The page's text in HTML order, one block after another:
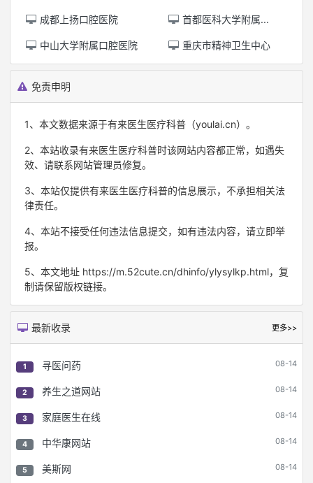
最新收录 更多>>
1 寻医问药 08-14
2 养生之道网站 08-14
3 家庭医生在线 08-14
4 中华康网站 08-14
5 美斯网 08-14
成都上扬口腔医院 首都医科大学附属...
中山大学附属口腔医院 重庆市精神卫生中心
免责申明
1、本文数据来源于有来医生医疗科普（youlai.cn）。
2、本站收录有来医生医疗科普时该网站内容都正常，如遇失
效、请联系网站管理员修复。
3、本站仅提供有来医生医疗科普的信息展示，不承担相关法
律责任。
4、本站不接受任何违法信息提交，如有违法内容，请立即举
报。
5、本文地址 https://m.52cute.cn/dhinfo/ylysylkp.html，复
制请保留版权链接。